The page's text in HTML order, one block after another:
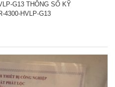
G13 THÔNG SỐ KỸ
4300-HVLP-G13